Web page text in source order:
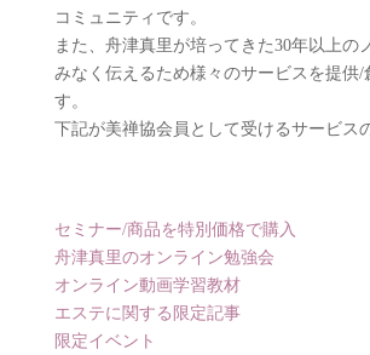
コミュニティです。
また、舟津真里が培ってきた30年以上の
みなく伝えるため様々のサービスを提供/
す。
下記が美禅協会員として受けるサービス
セミナー/商品を特別価格で購入
舟津真里のオンライン勉強会
オンライン動画学習教材
エステに関する限定記事
限定イベント